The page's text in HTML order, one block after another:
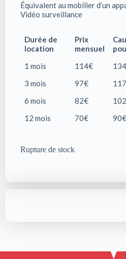
Équivalent au mobilier d’un
Vidéo surveillance
Durée de
location
Prix
mensuel
1 mois
114€
3 mois
97€
6 mois
82€
12 mois
70€ 90€
Rupture de stock